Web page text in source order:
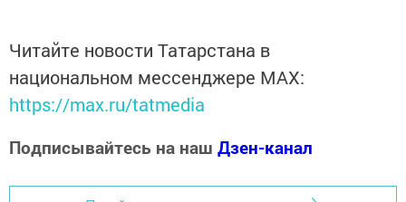
Читайте новости Татарстана в
национальном мессенджере MАХ:
https://max.ru/tatmedia
Подписывайтесь на наш Дзен-канал